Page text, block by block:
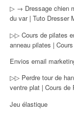
▷ → Dressage chien
du var | Tuto Dresser
▷▷ Cours de pilates
anneau pilates |
Envios email
▷▷ Perdre tour de
ventre plat | Cours de
Jeu élastique